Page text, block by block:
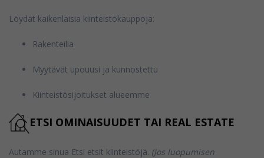
Löydät kaikenlaisia kiinteistökauppoja:
Rakenteilla
Myytävät upouusi ja kunnostettu
Kiinteistösijoitukset alueemme
ETSI OMINAISUUDET TAI REAL ESTATE
Autamme sinua Etsi etsit kiinteistöjä. (Jos luopumisen